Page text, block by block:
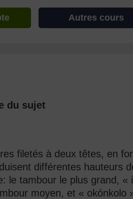
Autres cours
du sujet
filetés à deux têtes, en
différentes hauteurs
le tambour le plus grand, «
moyen, et « okónkolo